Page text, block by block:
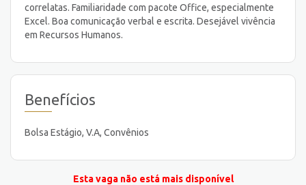
correlatas. Familiaridade com pacote Office, especialmente
Excel. Boa comunicação verbal e escrita. Desejável vivência
em Recursos Humanos.
Benefícios
Bolsa Estágio, V.A, Convênios
Esta vaga não está mais disponível